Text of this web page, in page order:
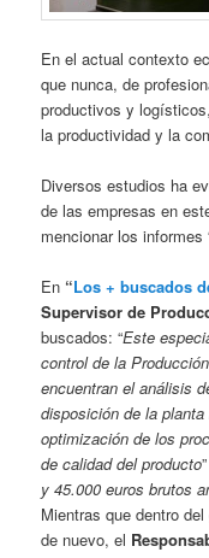
En el actual contexto
que nunca, de
productivos y
la productividad y la
Diversos estudios ha
de las empresas en
mencionar los informes
En “Los + buscados
Supervisor de
buscados: “Este
control de la
encuentran el análisis
disposición de la
optimización de los
de calidad del producto
y 45.000 euros brutos
Mientras que dentro
de nuevo, el